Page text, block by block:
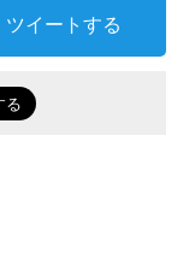
ツイートする